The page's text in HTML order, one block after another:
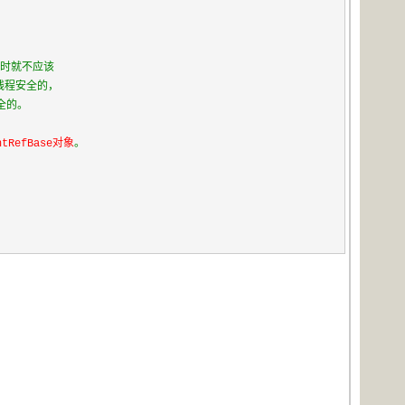
就不应该
安全的，
。
对象。